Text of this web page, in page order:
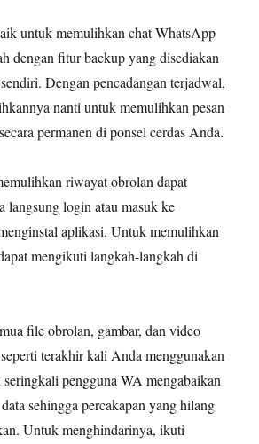
untuk memulihkan chat WhatsApp
dengan fitur backup yang disediakan
Dengan pencadangan terjadwal,
nanti untuk memulihkan pesan
permanen di ponsel cerdas Anda.
riwayat obrolan dapat
langsung login atau masuk ke
aplikasi. Untuk memulihkan
mengikuti langkah-langkah di
file obrolan, gambar, dan video
terakhir kali Anda menggunakan
pengguna WA mengabaikan
sehingga percakapan yang hilang
Untuk menghindarinya, ikuti